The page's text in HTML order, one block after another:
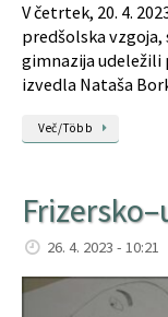
V četrtek, 20. 4.
predšolska
gimnazija udeležili
izvedla Nataša
Več/Több
26. 4. 2023 - 10:21